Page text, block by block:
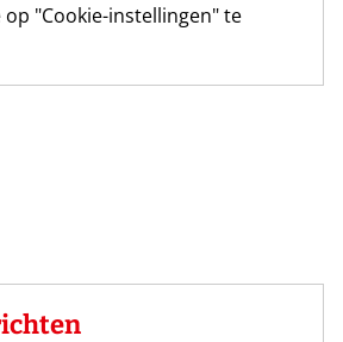
"Cookie-instellingen" te